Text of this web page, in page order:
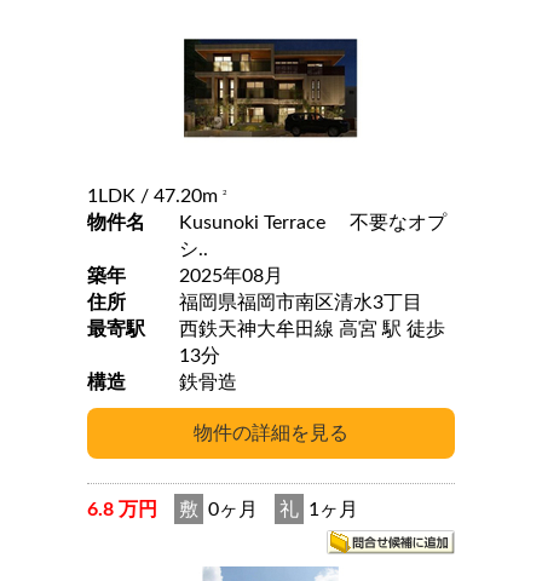
1LDK / 47.20m 2
物件名
Kusunoki Terrace 不要なオプ
シ..
築年
2025年08月
住所
福岡県福岡市南区清水3丁目
最寄駅
西鉄天神大牟田線 高宮 駅 徒歩
13分
構造
鉄骨造
6.8 万円 敷 0ヶ月 礼 1ヶ月